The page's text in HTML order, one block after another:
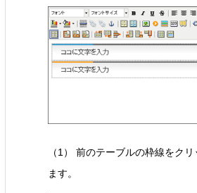
（1） 前のテーブルの枠線をク
ます。